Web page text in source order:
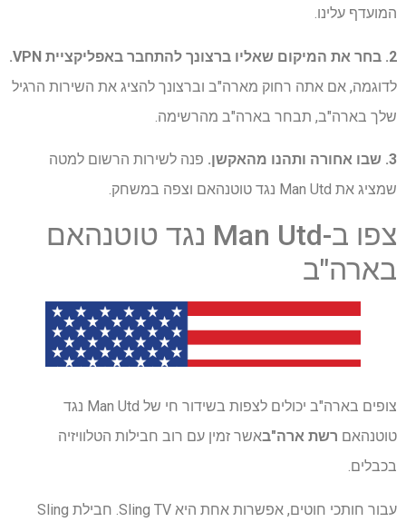
המועדף עלינו.
2. בחר את המיקום שאליו ברצונך להתחבר באפליקציית VPN.
לדוגמה, אם אתה רחוק מארה"ב וברצונך להציג את השירות הרגיל
שלך בארה"ב, תבחר בארה"ב מהרשימה.
3. שבו אחורה ותהנו מהאקשן.
פנה לשירות הרשום למטה
שמציג את Man Utd נגד טוטנהאם וצפה במשחק.
צפו ב-Man Utd נגד טוטנהאם
בארה"ב
צופים בארה"ב יכולים לצפות בשידור חי של Man Utd נגד
טוטנהאם רשת ארה"באשר זמין עם רוב חבילות הטלוויזיה
בכבלים.
עבור חותכי חוטים, אפשרות אחת היא Sling TV. חבילת Sling